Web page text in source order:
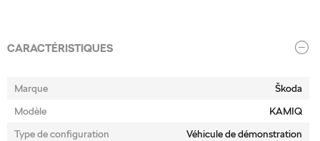
CARACTÉRISTIQUES
Marque
Škoda
Modèle
KAMIQ
Type de configuration
Véhicule de démonstration